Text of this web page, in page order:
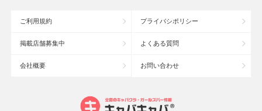
沖縄県
大宮のキャバクラ 新潟市のキャバクラ
ご利用規約 プライバシポリシー
掲載店舗募集中 よくある質問
会社概要 お問い合わせ